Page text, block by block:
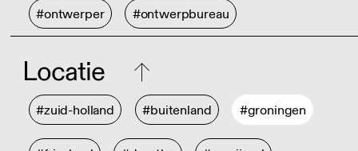
#ontwerper #ontwerpbureau
Locatie
#zuid-holland #buitenland #groningen